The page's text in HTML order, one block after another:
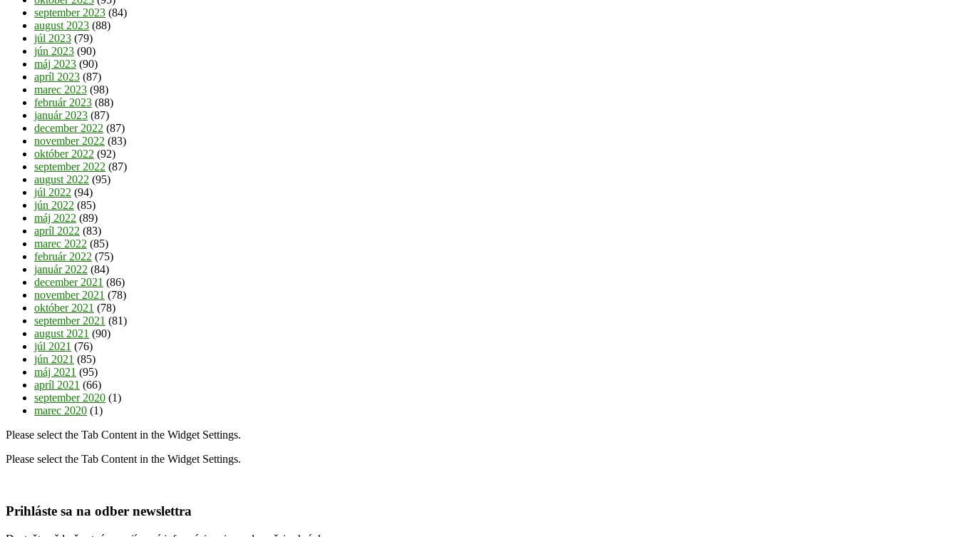
september 2023 (84)
august 2023 (88)
júl 2023 (79)
jún 2023 (90)
máj 2023 (90)
apríl 2023 (87)
marec 2023 (98)
február 2023 (88)
január 2023 (87)
december 2022 (87)
november 2022 (83)
október 2022 (92)
september 2022 (87)
august 2022 (95)
júl 2022 (94)
jún 2022 (85)
máj 2022 (89)
apríl 2022 (83)
marec 2022 (85)
február 2022 (75)
január 2022 (84)
december 2021 (86)
november 2021 (78)
október 2021 (78)
september 2021 (81)
august 2021 (90)
júl 2021 (76)
jún 2021 (85)
máj 2021 (95)
apríl 2021 (66)
september 2020 (1)
marec 2020 (1)
Please select the Tab Content in the Widget Settings.
Please select the Tab Content in the Widget Settings.
Prihláste sa na odber newslettra